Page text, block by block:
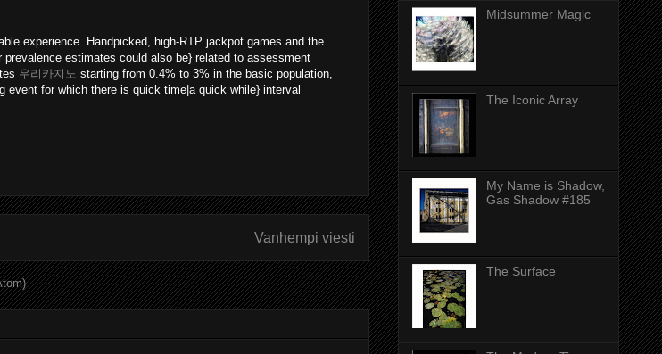
experience. Handpicked, high-RTP jackpot games and the
estimates could also be} related to assessment
우리카지노 starting from 0.4% to 3% in the basic population,
event for which there is quick time|a quick while} interval
Vanhempi viesti
Midsummer Magic
The Iconic Array
My Name is Shadow,
Gas Shadow #185
The Surface